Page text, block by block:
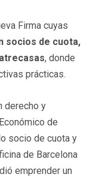
Firma cuyas
socios de cuota,
, donde
prácticas.
derecho y
de
socio de cuota y
de Barcelona
emprender un